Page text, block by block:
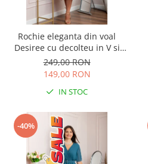
Rochie eleganta din voal
Desiree cu decolteu in V si
curea - Albastru regal
249,00 RON
149,00 RON
IN STOC
-40%